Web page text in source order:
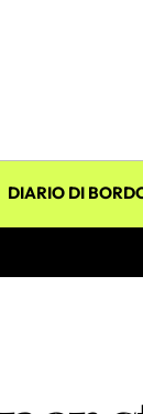
DIARIO DI